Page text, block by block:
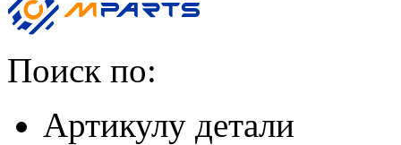
Поиск по:
Артикулу детали